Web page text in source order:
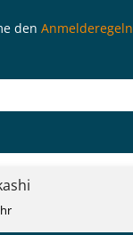
den Anmelderegeln